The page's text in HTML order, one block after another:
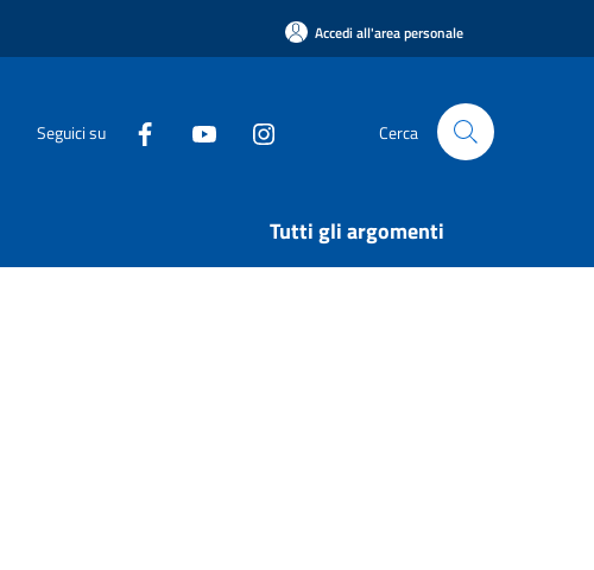
Accedi all'area personale
Seguici su Cerca
Tutti gli argomenti